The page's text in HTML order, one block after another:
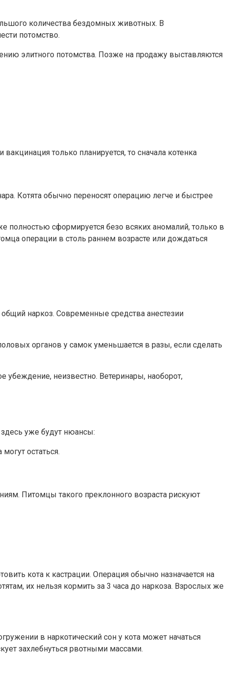
количества бездомных животных. В
потомство.
элитного потомства. Позже на продажу выставляются
только планируется, то сначала котенка
Котята обычно переносят операцию легче и быстрее
сформируется безо всяких аномалий, только в
операции в столь раннем возрасте или дождаться
наркоз. Современные средства анестезии
органов у самок уменьшается в разы, если сделать
убеждение, неизвестно. Ветеринары, наоборот,
уже будут нюансы:
остаться.
Питомцы такого преклонного возраста рискуют
кота к кастрации. Операция обычно назначается на
их нельзя кормить за 3 часа до наркоза. Взрослых же
в наркотический сон у кота может начаться
захлебнуться рвотными массами.